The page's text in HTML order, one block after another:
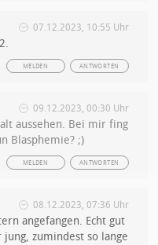
07.12.2023, 10:55 Uhr
ANTWORTEN
MELDEN
09.12.2023, 00:30 Uhr
aussehen. Bei mir fing
Blasphemie? ;)
ANTWORTEN
MELDEN
08.12.2023, 07:36 Uhr
angefangen. Echt gut
zumindest so lange